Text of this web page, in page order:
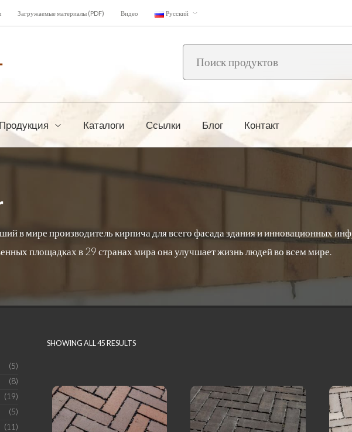
Загружаемые материалы (PDF) Видео Русский
Продукция Каталоги Ссылки Блог Контакт
в мире производитель кирпича для всего фасада здания и инновационных
площадках в 29 странах мира она улучшает жизнь людей во всем мире.
(5)
(8)
(19)
(5)
(11)
SHOWING ALL 45 RESULTS